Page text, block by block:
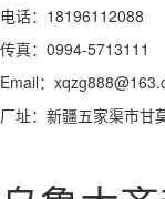
电话：18196112088
传真：0994-5713111
Email：
厂址：新疆五家渠市甘